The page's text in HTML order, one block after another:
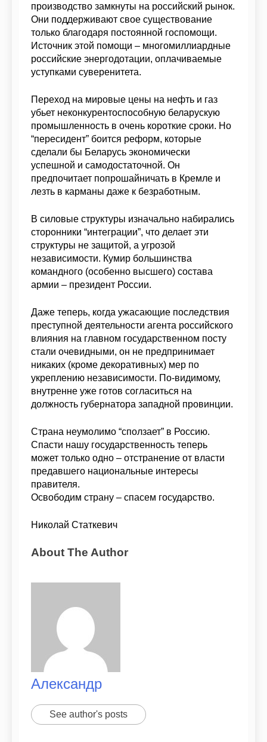
производство замкнуты на российский рынок.
Они поддерживают свое существование
только благодаря постоянной госпомощи.
Источник этой помощи – многомиллиардные
российские энергодотации, оплачиваемые
уступками суверенитета.
Переход на мировые цены на нефть и газ
убьет неконкурентоспособную беларускую
промышленность в очень короткие сроки. Но
“пересидент” боится реформ, которые
сделали бы Беларусь экономически
успешной и самодостаточной. Он
предпочитает попрошайничать в Кремле и
лезть в карманы даже к безработным.
В силовые структуры изначально набирались
сторонники “интеграции”, что делает эти
структуры не защитой, а угрозой
независимости. Кумир большинства
командного (особенно высшего) состава
армии – президент России.
Даже теперь, когда ужасающие последствия
преступной деятельности агента российского
влияния на главном государственном посту
стали очевидными, он не предпринимает
никаких (кроме декоративных) мер по
укреплению независимости. По-видимому,
внутренне уже готов согласиться на
должность губернатора западной провинции.
Страна неумолимо “сползает” в Россию.
Спасти нашу государственность теперь
может только одно – отстранение от власти
предавшего национальные интересы
правителя.
Освободим страну – спасем государство.
Николай Статкевич
About The Author
Александр
See author's posts